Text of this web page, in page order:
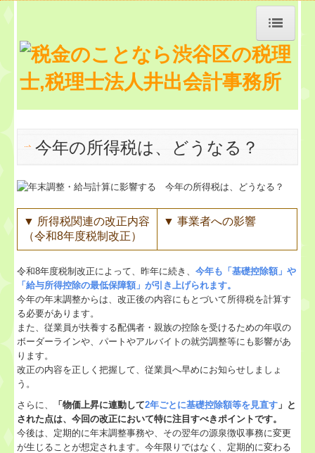
トップページ
経営革新等支援機関とは
お知らせ
事務所紹介
交通案内
業務案内
セミナー案内
料金について
リンク集
今年の所得税は、どうなる？
▼ 所得税関連の改正内容
（令和8年度税制改正）
▼事業者への影響
令和8年度税制改正によって、昨年に続き、今年も「基礎控除額」や
「給与所得控除の最低保障額」が引き上げられます。
今年の年末調整からは、改正後の内容にもとづいて所得税を計算す
る必要があります。
また、従業員が扶養する配偶者・親族の控除を受けるための年収の
ボーダーラインや、パートやアルバイトの就労調整等にも影響があ
ります。
改正の内容を正しく把握して、従業員へ早めにお知らせしましょ
う。
さらに、
「物価上昇に連動して2年ごとに基礎控除額等を見直す 」と
された点は、今回の改正において特に注目すべきポイントです。
今後は、定期的に年末調整事務や、その翌年の源泉徴収事務に変更
が生じることが想定されます。今年限りではなく、定期的に変わる